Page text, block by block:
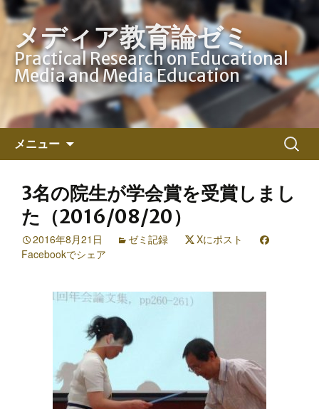
メディア教育論ゼミ
Practical Research on Educational
Media and Media Education
メニュー
ン
ツ
へ
ス
キ
プ
検
索:
3名の院生が学会賞を受賞しまし
た（2016/08/20）
2016年8月21日 ゼミ記録
Xにポスト
Facebookでシェア